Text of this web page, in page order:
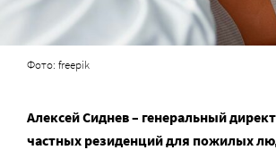
Фото: freepik
Алексей Сиднев – генеральный
частных резиденций для пожилых